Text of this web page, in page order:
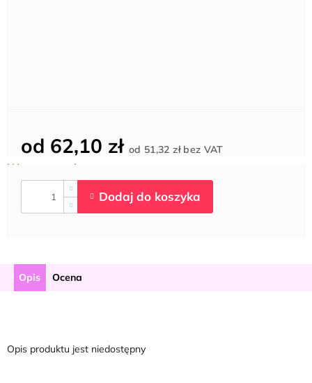
od 62,10 zł od 51,32 złbez VAT
Opis Ocena
Opis produktu jest niedostępny